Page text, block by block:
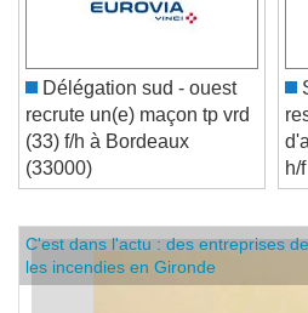
Délégation sud - ouest
recrute un(e) maçon tp vrd
(33) f/h à Bordeaux
(33000)
h/
C'est dans l'actu : des entreprises
les incendies en Gironde